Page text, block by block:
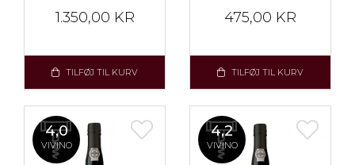
1.350,00 KR
TILFØJ TIL KURV
475,00 KR
TILFØJ TIL KURV
4,0
VIVINO
4,2
VIVINO